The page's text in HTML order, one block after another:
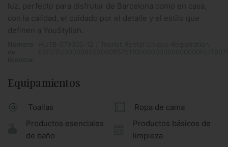
luz, perfecto para disfrutar de Barcelona como en casa,
con la calidad, el cuidado por el detalle y el estilo que
definen a YouStylish.
Equipamientos
Toallas
Ropa de cama
Productos esenciales
de baño
Productos básicos de
limpieza